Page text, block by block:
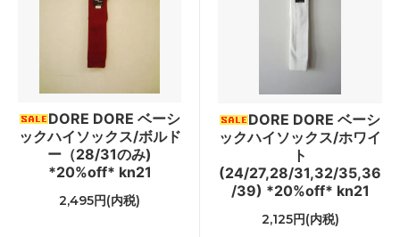
DORE DORE ベーシ
ックハイソックス/ボルド
ー（28/31のみ)
*20%off* kn21
2,495円(内税)
DORE DORE ベーシ
ックハイソックス/ホワイ
ト
(24/27,28/31,32/35,36
/39) *20%off* kn21
2,125円(内税)